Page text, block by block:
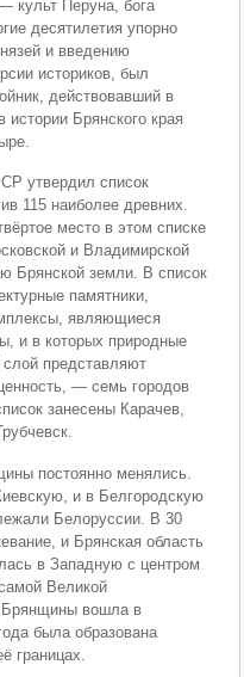
культ Перуна, бога
десятилетия упорно
и введению
историков, был
действовавший в
Брянского края
утвердил список
115 наиболее древних.
место в этом списке
и Владимирской
Брянской земли. В список
памятники,
являющиеся
и в которых природные
представляют
— семь городов
занесены Карачев,
постоянно менялись.
и в Белгородскую
Белоруссии. В 30
и Брянская область
в Западную с центром
Великой
Брянщины вошла в
была образована
границах.